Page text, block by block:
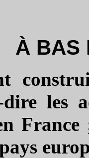
À BAS
dire les